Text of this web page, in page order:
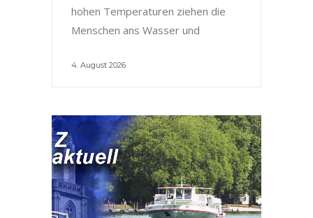
hohen Temperaturen ziehen die
Menschen ans Wasser und
4. August 2026